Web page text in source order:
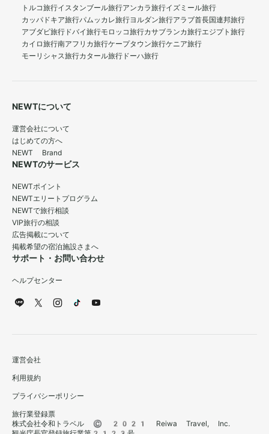
トルコ旅行イスタンブール旅行アンカラ旅行イズミール旅行
カッパドキア旅行パムッカレ旅行ヨルダン旅行アラブ首長国連邦旅行
アブダビ旅行 ドバイ旅行モロッコ旅行カサブランカ旅行エジプト旅行
カイロ旅行南アフリカ旅行ケープタウン旅行ケニア旅行
モーリシャス旅行カタール旅行 ドーハ旅行
NEWTについて
運営会社について
はじめての方へ
NEWT Brand
NEWTのサービス
NEWTポイント
NEWTエリートプログラム
NEWTで旅行相談
VIP旅行の相談
広告掲載について
掲載希望の宿泊施設さまへ
サポート・お問い合わせ
ヘルプセンター
運営会社
利用規約
プライバシーポリシー
旅行業登録票
株式会社令和トラベル © 2021 Reiwa Travel, Inc.